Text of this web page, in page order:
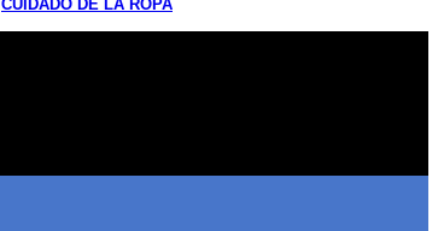
CUIDADO DE LA ROPA